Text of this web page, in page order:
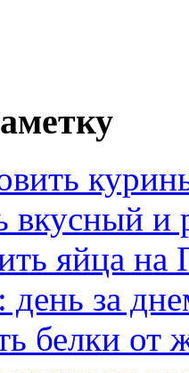
вкусный и
яйца на
за
белки от